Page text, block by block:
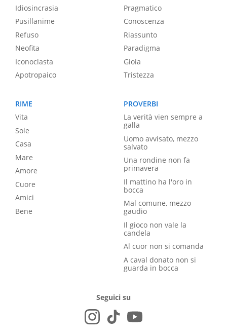
Idiosincrasia
Pusillanime
Refuso
Neofita
Iconoclasta
Apotropaico
Pragmatico
Conoscenza
Riassunto
Paradigma
Gioia
Tristezza
RIME
Vita
Sole
Casa
Mare
Amore
Cuore
Amici
Bene
PROVERBI
La verità vien sempre a
galla
Uomo avvisato, mezzo
salvato
Una rondine non fa
primavera
Il mattino ha l'oro in
bocca
Mal comune, mezzo
gaudio
Il gioco non vale la
candela
Al cuor non si comanda
A caval donato non si
guarda in bocca
Seguici su